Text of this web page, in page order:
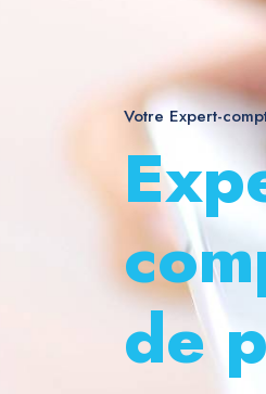
Votre Expert-
de